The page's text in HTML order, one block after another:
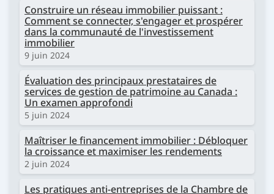
Construire un réseau immobilier puissant :
Comment se connecter, s'engager et prospérer
dans la communauté de l'investissement
immobilier
9 juin 2024
Évaluation des principaux prestataires de
services de gestion de patrimoine au Canada :
Un examen approfondi
5 juin 2024
Maîtriser le financement immobilier : Débloquer
la croissance et maximiser les rendements
2 juin 2024
Les pratiques anti-entreprises de la Chambre de